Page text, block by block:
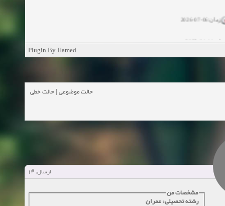
زمان:10-13-2024
زمان:10-11-2024
Plugin By Hamed
حالت موضوعی حالت خطی
ارسال: #1
مشخصات من
رشته تحصیلی: عمران